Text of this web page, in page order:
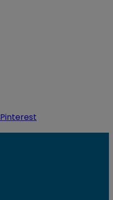
Pinterest